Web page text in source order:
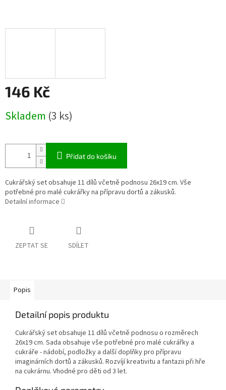
146 Kč
cena:
Skladem (3 ks)
Přidat do košíku
Cukrářský set obsahuje 11 dílů včetně podnosu 26x19 cm. Vše
potřebné pro malé cukrářky na přípravu dortů a zákusků.
Detailní informace
ZEPTAT SE SDÍLET
Popis
Detailní popis produktu
Cukrářský set obsahuje 11 dílů včetně podnosu o rozměrech
26x19 cm. Sada obsahuje vše potřebné pro malé cukrářky a
cukráře - nádobí, podložky a další doplňky pro přípravu
imaginárních dortů a zákusků. Rozvíjí kreativitu a fantazii při hře
na cukrárnu. Vhodné pro děti od 3 let.